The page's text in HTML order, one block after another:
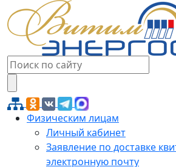
Физическим лицам
Личный кабинет
Заявление по доставке
электронную почту